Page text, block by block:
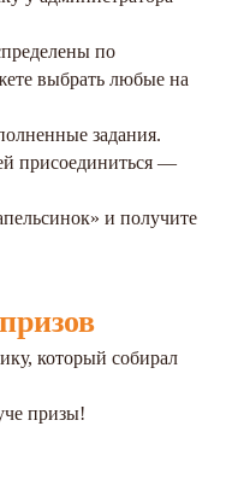
по
выбрать любые на
задания.
присоединиться —
и получите
который собирал
призы!